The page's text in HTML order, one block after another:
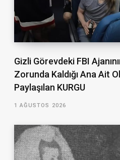
Gizli Görevdeki FBI
Zorunda Kaldığı Ana Ait
Paylaşılan KURGU
1 AĞUSTOS 2026